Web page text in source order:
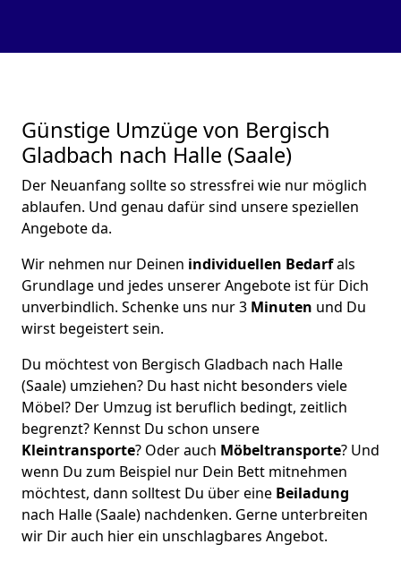
Günstige Umzüge von Bergisch
Gladbach nach Halle (Saale)
Der Neuanfang sollte so stressfrei wie nur möglich
ablaufen. Und genau dafür sind unsere speziellen
Angebote da.
Wir nehmen nur Deinen individuellen Bedarfals
Grundlage und jedes unserer Angebote ist für Dich
unverbindlich. Schenke uns nur 3 Minuten und Du
wirst begeistert sein.
Du möchtest von Bergisch Gladbach nach Halle
(Saale) umziehen? Du hast nicht besonders viele
Möbel? Der Umzug ist beruflich bedingt, zeitlich
begrenzt? Kennst Du schon unsere
Kleintransporte? Oder auch Möbeltransporte? Und
wenn Du zum Beispiel nur Dein Bett mitnehmen
möchtest, dann solltest Du über eine Beiladung
nach Halle (Saale) nachdenken. Gerne unterbreiten
wir Dir auch hier ein unschlagbares Angebot.